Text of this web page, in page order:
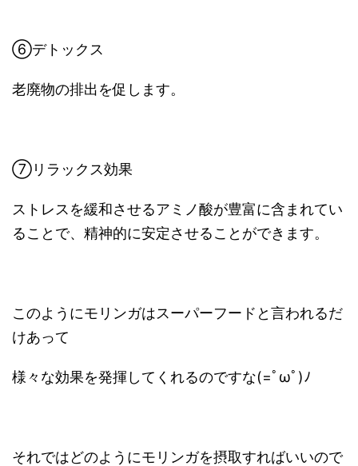
⑥デトックス
老廃物の排出を促します。
⑦リラックス効果
ストレスを緩和させるアミノ酸が豊富に含まれてい
ることで、精神的に安定させることができます。
このようにモリンガはスーパーフードと言われるだ
けあって
様々な効果を発揮してくれるのですな(=ﾟωﾟ)ﾉ
それではどのようにモリンガを摂取すればいいので